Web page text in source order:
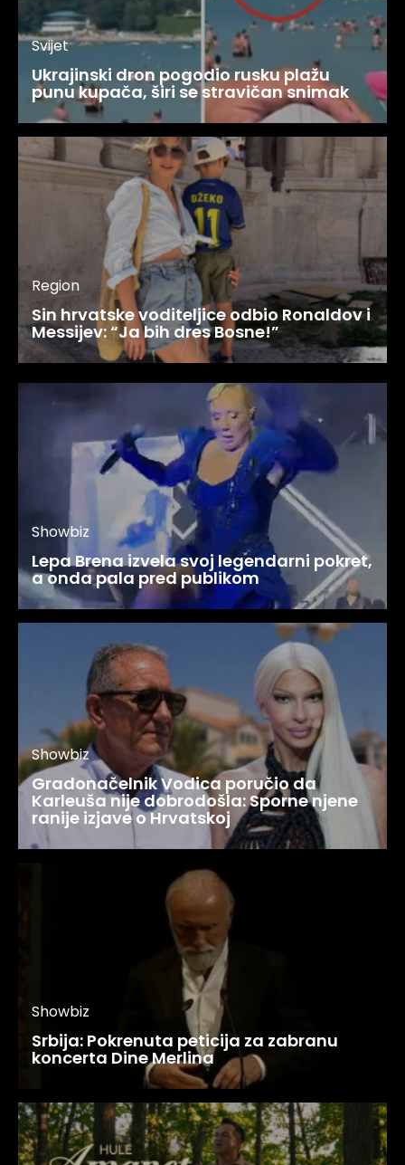
Svijet
Ukrajinski dron pogodio rusku plažu
punu kupača, širi se stravičan snimak
Region
Sin hrvatske voditeljice odbio Ronaldov i
Messijev: “Ja bih dres Bosne!”
Showbiz
Lepa Brena izvela svoj legendarni pokret,
a onda pala pred publikom
Showbiz
Gradonačelnik Vodica poručio da
Karleuša nije dobrodošla: Sporne njene
ranije izjave o Hrvatskoj
Showbiz
Srbija: Pokrenuta peticija za zabranu
koncerta Dine Merlina